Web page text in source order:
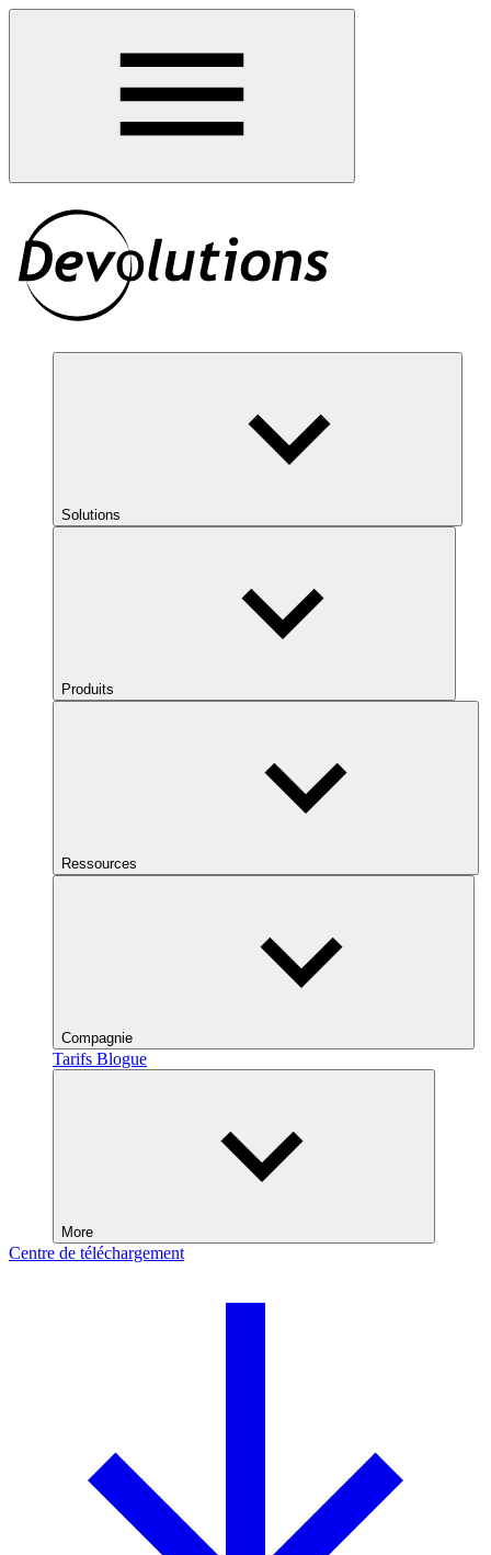
Solutions
Produits
Ressources
Compagnie
Tarifs Blogue
More
Centre de téléchargement